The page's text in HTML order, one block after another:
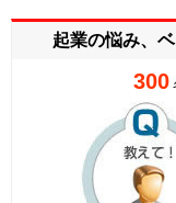
起業の悩み、
300